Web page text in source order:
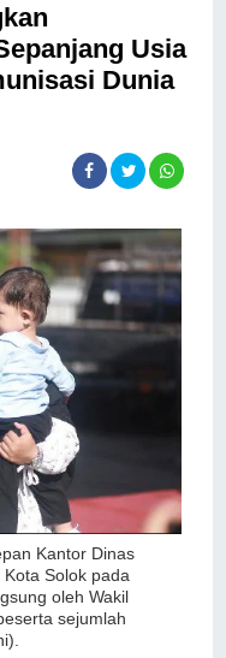
Usia
Dunia
Kantor Dinas
Solok pada
oleh Wakil
sejumlah